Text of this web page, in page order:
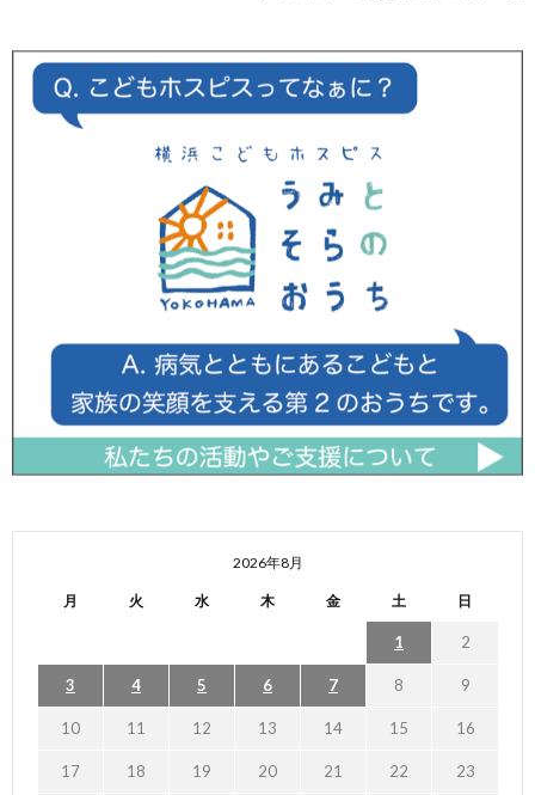
2026年8月
月 火 水 木 金 土 日
1 2
3 4 5 6 7 8 9
10 11 12 13 14 15 16
17 18 19 20 21 22 23